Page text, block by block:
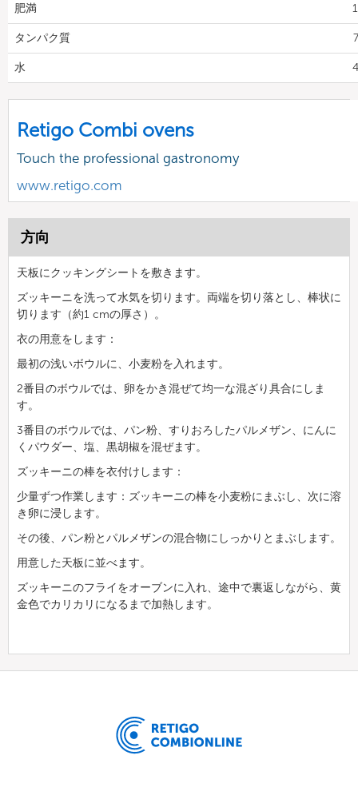
肥満
タンパク質
水
Retigo Combi ovens
Touch the professional gastronomy
www.retigo.com
方向
天板にクッキングシートを敷きます。
ズッキーニを洗って水気を切ります。両端を切り落とし、棒状に
切ります（約1 cmの厚さ）。
衣の用意をします：
最初の浅いボウルに、小麦粉を入れます。
2番目のボウルでは、卵をかき混ぜて均一な混ざり具合にしま
す。
3番目のボウルでは、パン粉、すりおろしたパルメザン、にんに
くパウダー、塩、黒胡椒を混ぜます。
ズッキーニの棒を衣付けします：
少量ずつ作業します：ズッキーニの棒を小麦粉にまぶし、次に溶
き卵に浸します。
その後、パン粉とパルメザンの混合物にしっかりとまぶします。
用意した天板に並べます。
ズッキーニのフライをオーブンに入れ、途中で裏返しながら、黄
金色でカリカリになるまで加熱します。